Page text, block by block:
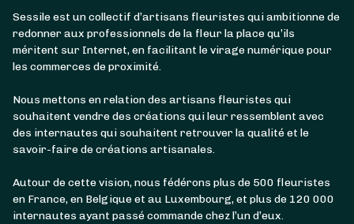
Sessile est un collectif d’artisans fleuristes qui ambitionne de
redonner aux professionnels de la fleur la place qu’ils
méritent sur Internet, en facilitant le virage numérique pour
les commerces de proximité.
Nous mettons en relation des artisans fleuristes qui
souhaitent vendre des créations qui leur ressemblent avec
des internautes qui souhaitent retrouver la qualité et le
savoir-faire de créations artisanales.
Autour de cette vision, nous fédérons plus de 500 fleuristes
en France, en Belgique et au Luxembourg, et plus de 120 000
internautes ayant passé commande chez l’un d’eux.